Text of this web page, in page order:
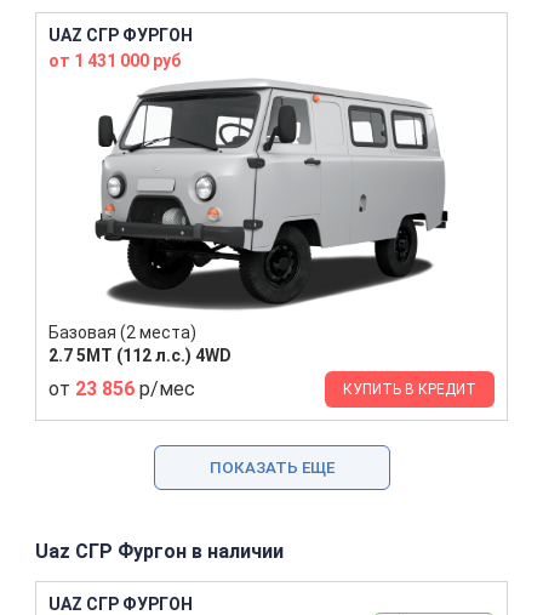
UAZ СГР ФУРГОН
от 1 431 000 руб
Базовая (2 места)
2.7 5MT (112 л.с.) 4WD
от 23 856 р/мес КУПИТЬ В КРЕДИТ
ПОКАЗАТЬ ЕЩЕ
Uaz СГР Фургон в наличии
UAZ СГР ФУРГОН